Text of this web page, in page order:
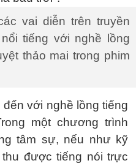
vai diễn trên truyền
tiếng với nghề lồng
thảo mai trong phim
với nghề lồng tiếng
một chương trình
tâm sự, nếu như kỹ
được tiếng nói trực